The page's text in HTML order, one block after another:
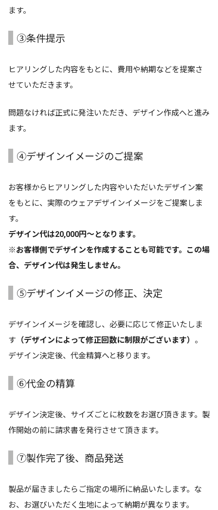
ます。
③条件提示
ヒアリングした内容をもとに、費用や納期などを提案さ
せていただきます。
問題なければ正式に発注いただき、デザイン作成へと進み
ます。
④デザインイメージのご提案
お客様からヒアリングした内容やいただいたデザイン案
をもとに、実際のウェアデザインイメージをご提案しま
す。
デザイン代は20,000円～となります。
※お客様側でデザインを作成することも可能です。この場
合、デザイン代は発生しません。
⑤デザインイメージの修正、決定
デザインイメージを確認し、必要に応じて修正いたしま
す （デザインによって修正回数に制限がございます） 。
デザイン決定後、代金精算へと移ります。
⑥代金の精算
デザイン決定後、サイズごとに枚数をお選び頂きます。製
作開始の前に請求書を発行させて頂きます。
⑦製作完了後、商品発送
製品が届きましたらご指定の場所に納品いたします。な
お、お選びいただく生地によって納期が異なります。